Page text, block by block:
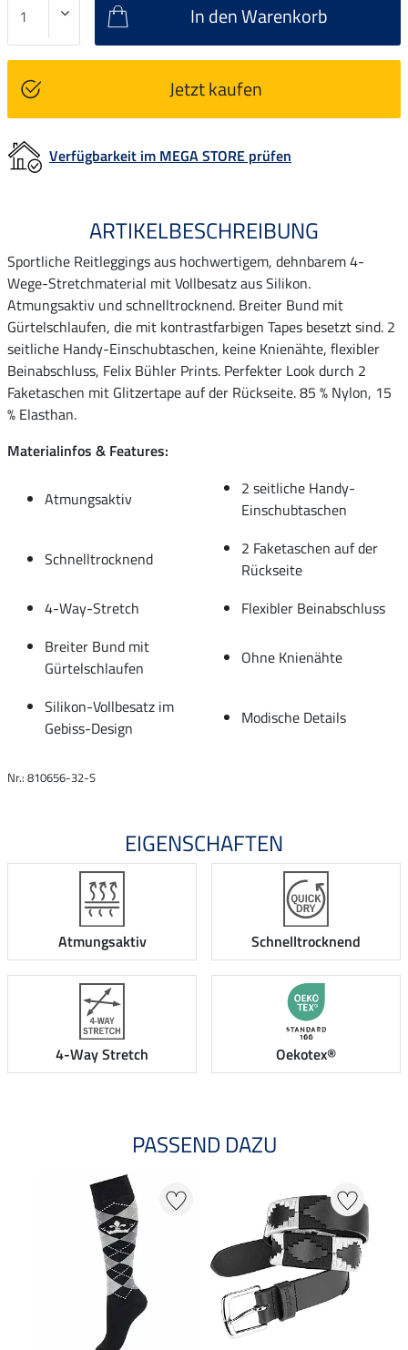
In den Warenkorb
Jetzt kaufen
Verfügbarkeit im MEGA STORE prüfen
ARTIKELBESCHREIBUNG
Sportliche Reitleggings aus hochwertigem, dehnbarem 4-
Wege-Stretchmaterial mit Vollbesatz aus Silikon.
Atmungsaktiv und schnelltrocknend. Breiter Bund mit
Gürtelschlaufen, die mit kontrastfarbigen Tapes besetzt sind. 2
seitliche Handy-Einschubtaschen, keine Knienähte, flexibler
Beinabschluss, Felix Bühler Prints. Perfekter Look durch 2
Faketaschen mit Glitzertape auf der Rückseite. 85 % Nylon, 15
% Elasthan.
Materialinfos & Features:
Atmungsaktiv
2 seitliche Handy-
Einschubtaschen
Schnelltrocknend
2 Faketaschen auf der
Rückseite
4-Way-Stretch
Flexibler Beinabschluss
Breiter Bund mit
Gürtelschlaufen
Ohne Knienähte
Silikon-Vollbesatz im
Gebiss-Design
Modische Details
Nr.: 810656-32-S
EIGENSCHAFTEN
Atmungsaktiv Schnelltrocknend
4-Way Stretch Oekotex®
PASSEND DAZU